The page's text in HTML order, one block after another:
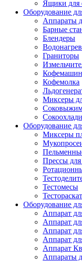
Ящики для
Оборудование
Аппараты
Барные
Блендеры
Граниторы
Кофемолка
Миксеры
Оборудование
Миксеры
Прессы
Тестомесы
Оборудование
Аппарат
Аппарат
Аппарат
Аппарат
Аппарат
Аппараты